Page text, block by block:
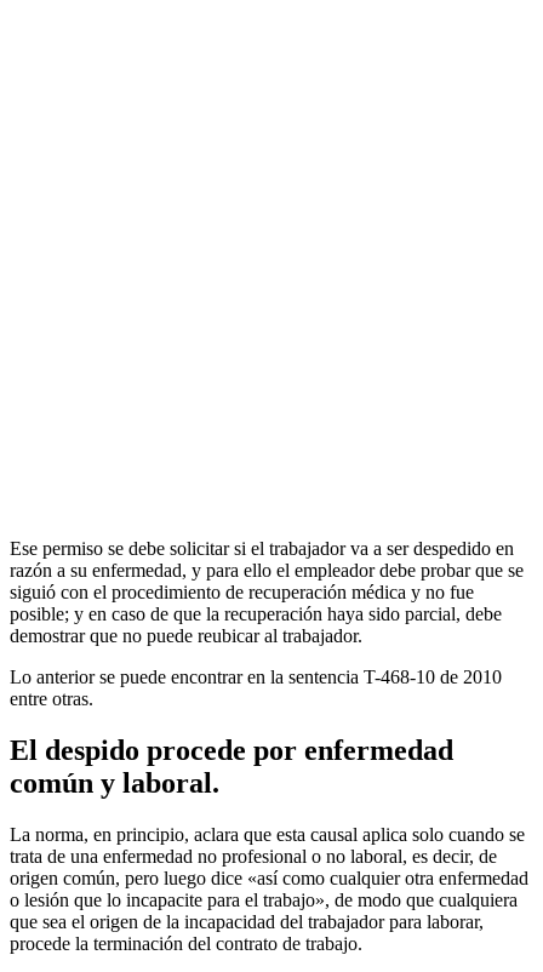
Ese permiso se debe solicitar si el trabajador va a ser despedido en
razón a su enfermedad, y para ello el empleador debe probar que se
siguió con el procedimiento de recuperación médica y no fue
posible; y en caso de que la recuperación haya sido parcial, debe
demostrar que no puede reubicar al trabajador.
Lo anterior se puede encontrar en la sentencia T-468-10 de 2010
entre otras.
El despido procede por enfermedad
común y laboral.
La norma, en principio, aclara que esta causal aplica solo cuando se
trata de una enfermedad no profesional o no laboral, es decir, de
origen común, pero luego dice «así como cualquier otra enfermedad
o lesión que lo incapacite para el trabajo», de modo que cualquiera
que sea el origen de la incapacidad del trabajador para laborar,
procede la terminación del contrato de trabajo.